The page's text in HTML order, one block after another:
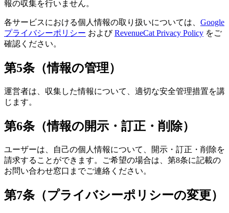
報の収集を行いません。
各サービスにおける個人情報の取り扱いについては、 Google
プライバシーポリシー およびRevenueCat Privacy Policy をご
確認ください。
第5条（情報の管理）
運営者は、収集した情報について、適切な安全管理措置を講
じます。
第6条（情報の開示・訂正・削除）
ユーザーは、自己の個人情報について、開示・訂正・削除を
請求することができます。ご希望の場合は、第8条に記載の
お問い合わせ窓口までご連絡ください。
第7条（プライバシーポリシーの変更）